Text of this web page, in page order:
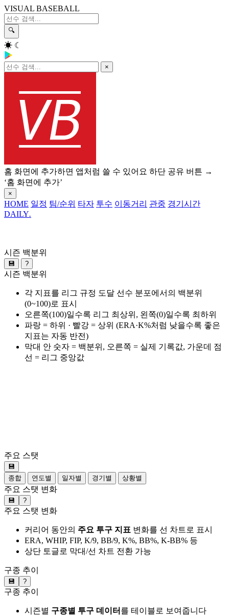
VISUAL BASEBALL
🔍
☀ ☾
×
홈 화면에 추가하면 앱처럼 쓸 수 있어요 하단 공유 버튼 →
‘홈 화면에 추가’
×
HOME 일정 팀/순위 타자 투수 이동거리 관중 경기시간
DAILY.
시즌 백분위
💾 ?
시즌 백분위
각 지표를 리그 규정 도달 선수 분포에서의 백분위
(0~100)로 표시
오른쪽(100)일수록 리그 최상위, 왼쪽(0)일수록 최하위
파랑 = 하위 · 빨강 = 상위 (ERA·K%처럼 낮을수록 좋은
지표는 자동 반전)
막대 안 숫자 = 백분위, 오른쪽 = 실제 기록값, 가운데 점
선 = 리그 중앙값
주요 스탯
💾
종합
연도별 일자별 경기별 상황별
주요 스탯 변화
💾 ?
주요 스탯 변화
커리어 동안의 주요 투구 지표 변화를 선 차트로 표시
ERA, WHIP, FIP, K/9, BB/9, K%, BB%, K-BB% 등
상단 토글로 막대/선 차트 전환 가능
구종 추이
💾 ?
구종 추이
시즌별 구종별 투구 데이터 를 테이블로 보여줍니다